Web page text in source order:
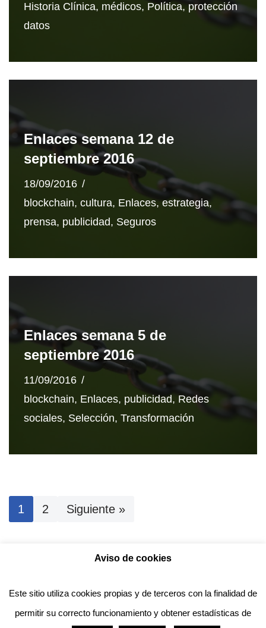
Historia Clínica, médicos, Política, protección
datos
Enlaces semana 12 de
septiembre 2016
18/09/2016
blockchain, cultura, Enlaces, estrategia,
prensa, publicidad, Seguros
Enlaces semana 5 de
septiembre 2016
11/09/2016
blockchain, Enlaces, publicidad, Redes
sociales, Selección, Transformación
1 2 Siguiente »
Política de Cookies
Anotado funciona gracias a
Aviso de cookies
Este sitio utiliza cookies propias y de terceros con la finalidad de
permitir su correcto funcionamiento y obtener estadísticas de